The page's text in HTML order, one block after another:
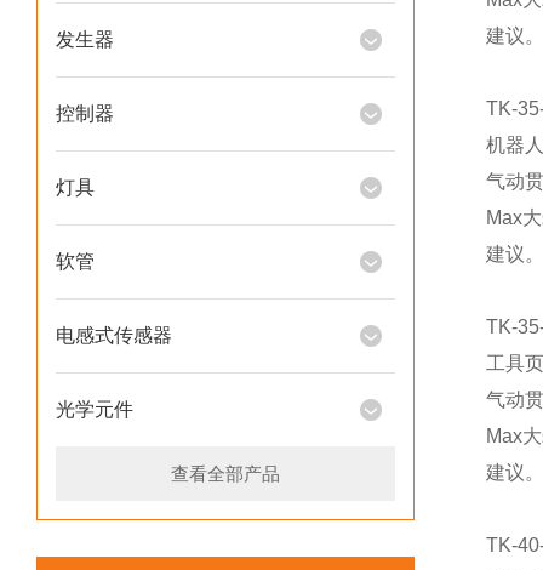
发生器
控制器
灯具
软管
电感式传感器
光学元件
查看全部产品
建议
TK-
机器
气动
Max
建议
TK-
工具
气动
Max
建议
TK-